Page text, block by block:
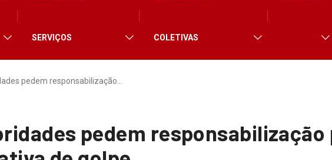
SERVIÇOS COLETIVAS
pedem responsabilização…
pedem responsabilização